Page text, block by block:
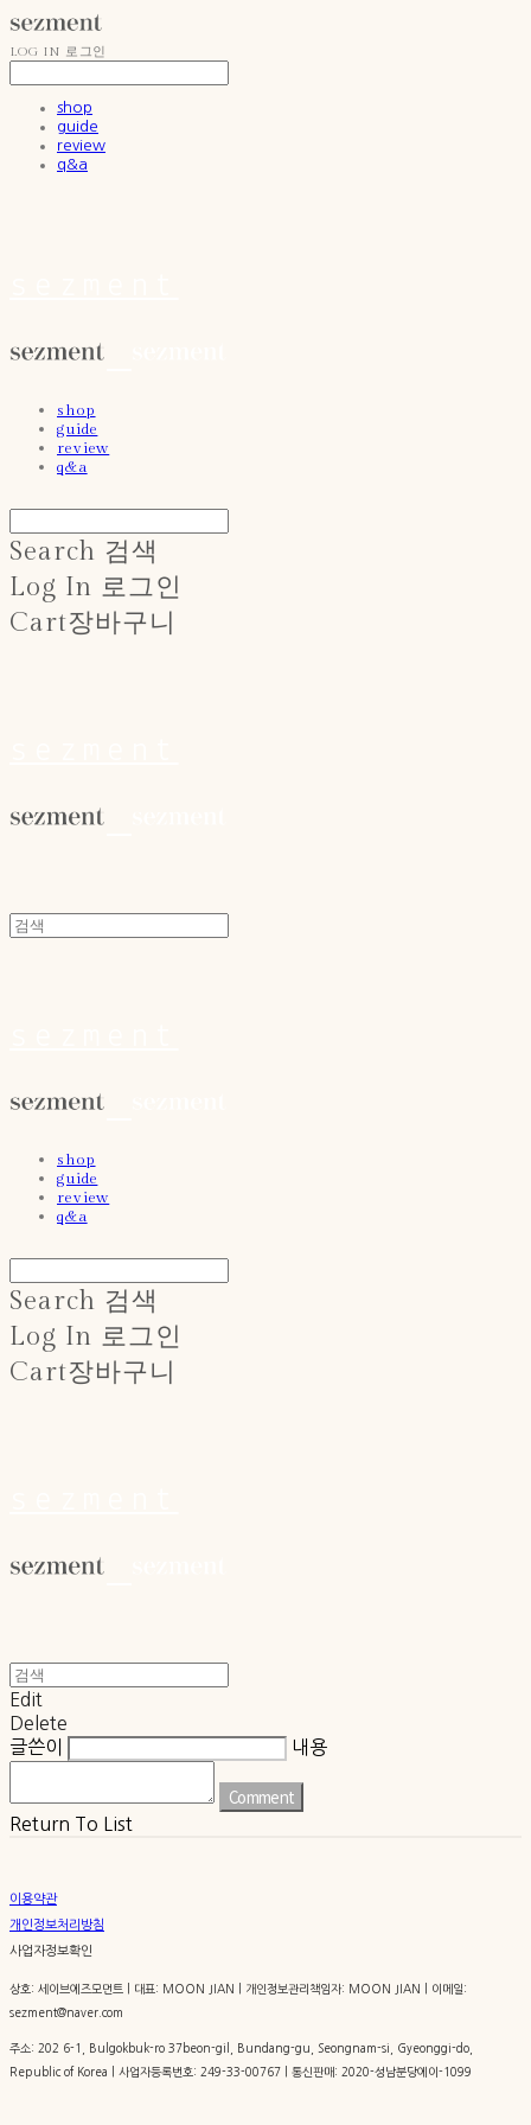
LOG IN 로그인
shop
guide
review
q&a
shop
guide
review
q&a
Search 검색
Log In 로그인
Cart장바구니
shop
guide
review
q&a
Search 검색
Log In 로그인
Cart장바구니
Edit
Delete
글쓴이
내용
Comment
Return To List
이용약관
개인정보처리방침
사업자정보확인
상호: 세이브에즈모먼트 | 대표: MOON JIAN | 개인정보관리책임자: MOON JIAN | 이메일:
sezment@naver.com
주소: 202 6-1, Bulgokbuk-ro 37beon-gil, Bundang-gu, Seongnam-si, Gyeonggi-do,
Republic of Korea | 사업자등록번호: 249-33-00767 | 통신판매: 2020-성남분당에이-1099